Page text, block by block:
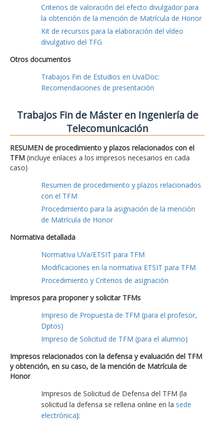
Criterios de valoración del efecto divulgador para
la obtención de la mención de Matrícula de Honor
Kit de recursos para la elaboración del vídeo
divulgativo del TFG
Otros documentos
Trabajos Fin de Estudios en UvaDoc:
Recomendaciones de presentación
Trabajos Fin de Máster en Ingeniería de
Telecomunicación
RESUMEN de procedimiento y plazos relacionados con el
TFM (incluye enlaces a los impresos necesarios en cada
caso)
Resumen de procedimiento y plazos relacionados
con el TFM
Procedimiento para la asignación de la mención
de Matrícula de Honor
Normativa detallada
Normativa UVa/ETSIT para TFM
Modificaciones en la normativa ETSIT para TFM
Procedimiento y Criterios de asignación
Impresos para proponer y solicitar TFMs
Impreso de Propuesta de TFM (para el profesor,
Dptos)
Impreso de Solicitud de TFM (para el alumno)
Impresos relacionados con la defensa y evaluación del TFM
y obtención, en su caso, de la mención de Matrícula de
Honor
Impresos de Solicitud de Defensa del TFM (la
solicitud la defensa se rellena online en la sede
electrónica):